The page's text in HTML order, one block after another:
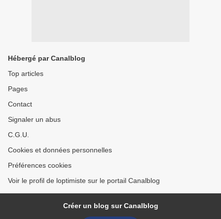
Hébergé par Canalblog
Top articles
Pages
Contact
Signaler un abus
C.G.U.
Cookies et données personnelles
Préférences cookies
Voir le profil de loptimiste sur le portail Canalblog
Créer un blog sur Canalblog